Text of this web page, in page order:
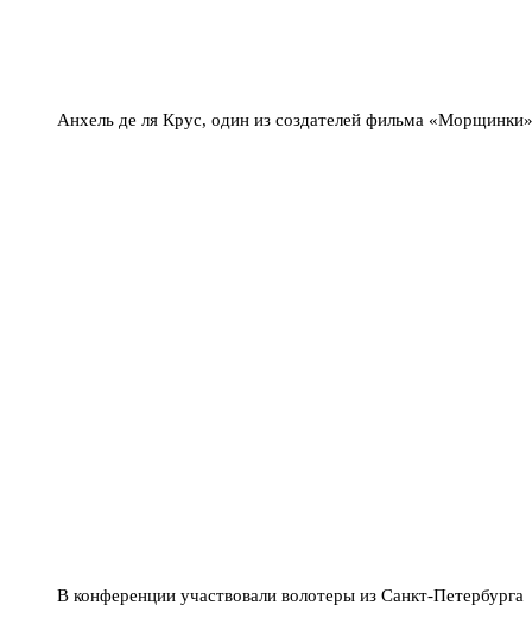
Анхель де ля Крус, один из создателей фильма
В конференции участвовали волотеры из Санкт-Петербурга